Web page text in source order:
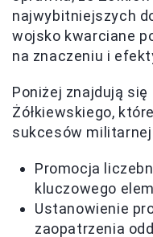
najwybitniejszych
wojsko kwarciane
na znaczeniu i
Poniżej znajdują
Żółkiewskiego,
sukcesów
Promocja
kluczowego
Ustanowienie
zaopatrzenia